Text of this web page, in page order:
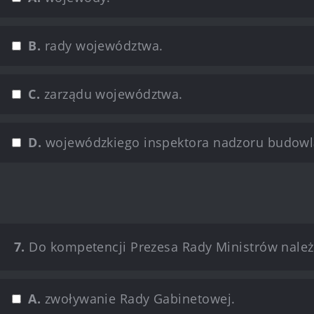
B. rady województwa.
C. zarządu województwa.
D. wojewódzkiego inspektora nadzoru
7. Do kompetencji Prezesa Rady Ministrów
A. zwoływanie Rady Gabinetowej.